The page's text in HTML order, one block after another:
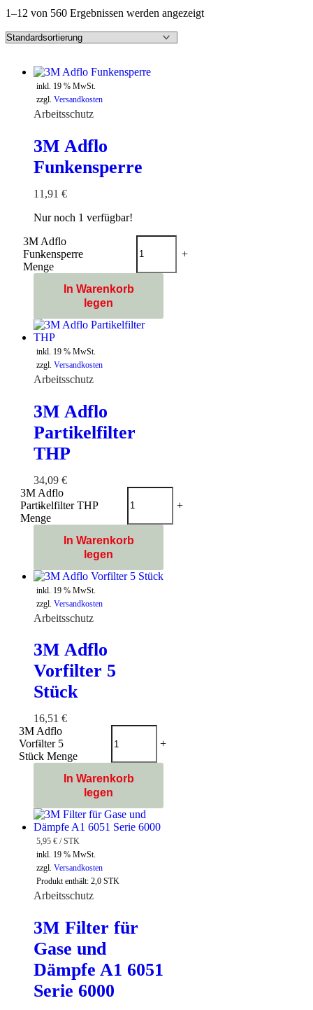
1–12 von 560 Ergebnissen werden angezeigt
inkl. 19 % MwSt.
zzgl. Versandkosten
Arbeitsschutz
3M Adflo
Funkensperre
11,91 €
Nur noch 1 verfügbar!
-
3M Adflo
Funkensperre
Menge
+
In Warenkorb
legen
inkl. 19 % MwSt.
zzgl. Versandkosten
Arbeitsschutz
3M Adflo
Partikelfilter
THP
34,09 €
-
3M Adflo
Partikelfilter THP
Menge
+
In Warenkorb
legen
inkl. 19 % MwSt.
zzgl. Versandkosten
Arbeitsschutz
3M Adflo
Vorfilter 5
Stück
16,51 €
-
3M Adflo
Vorfilter 5
Stück Menge
+
In Warenkorb
legen
5,95 € /STK
inkl. 19 % MwSt.
zzgl. Versandkosten
Produkt enthält: 2,0 STK
Arbeitsschutz
3M Filter für
Gase und
Dämpfe A1 6051
Serie 6000